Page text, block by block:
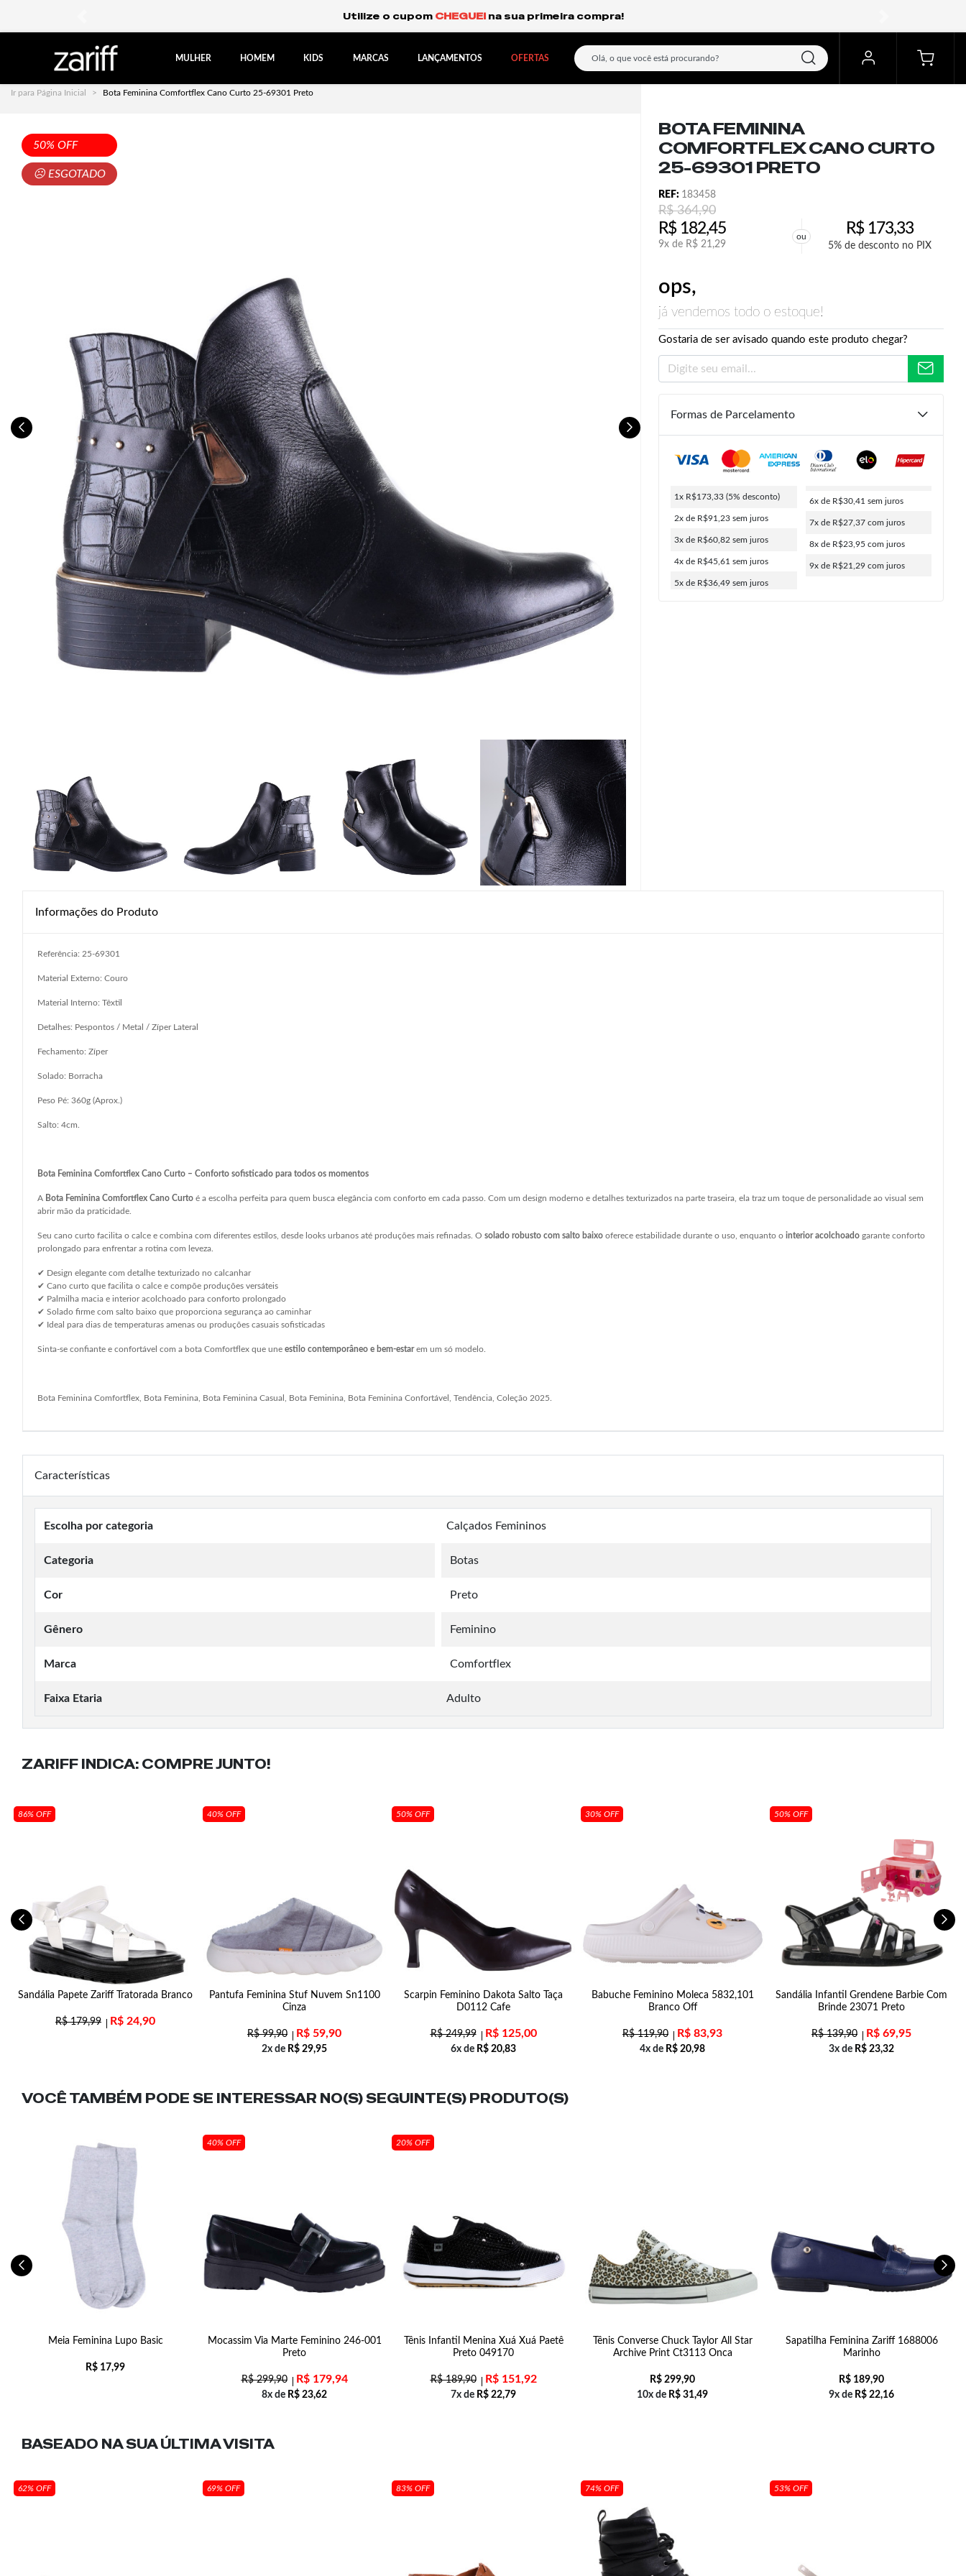
Frete Grátis Expresso para o Sul e São Paulo.
MULHER HOMEM KIDS MARCAS LANÇAMENTOS OFERTAS
Ir para Página Inicial Bota Feminina Comfortflex Cano Curto 25-69301 Preto
50% OFF
☹ ESGOTADO
BOTA FEMININA
COMFORTFLEX CANO CURTO
25-69301 PRETO
REF: 183458
R$364,90
R$182,45
9x de R$ 21,29
ou R$173,33
5% de desconto no PIX
ops,
já vendemos todo o estoque!
Gostaria de ser avisado quando este produto chegar?
R$182,45 R$ 173,33
Formas de Parcelamento
1x R$173,33 (5% desconto)
2x de R$91,23 sem juros
3x de R$60,82 sem juros
4x de R$45,61 sem juros
5x de R$36,49 sem juros
6x de R$30,41 sem juros
7x de R$27,37 com juros
8x de R$23,95 com juros
9x de R$21,29 com juros
Informações do Produto
Referência: 25-69301
Material Externo: Couro
Material Interno: Têxtil
Detalhes: Pespontos / Metal / Zíper Lateral
Fechamento: Zíper
Solado: Borracha
Peso Pé: 360g (Aprox.)
Salto: 4cm.
Bota Feminina Comfortflex Cano Curto – Conforto sofisticado para todos os momentos
A Bota Feminina Comfortflex Cano Curto é a escolha perfeita para quem busca elegância com conforto em cada passo. Com um design moderno e detalhes texturizados na parte traseira, ela traz um toque de personalidade ao visual sem
abrir mão da praticidade.
Seu cano curto facilita o calce e combina com diferentes estilos, desde looks urbanos até produções mais refinadas. O solado robusto com salto baixo oferece estabilidade durante o uso, enquanto o interior acolchoado garante conforto
prolongado para enfrentar a rotina com leveza.
✔ Design elegante com detalhe texturizado no calcanhar
✔ Cano curto que facilita o calce e compõe produções versáteis
✔ Palmilha macia e interior acolchoado para conforto prolongado
✔ Solado firme com salto baixo que proporciona segurança ao caminhar
✔ Ideal para dias de temperaturas amenas ou produções casuais sofisticadas
Sinta-se confiante e confortável com a bota Comfortflex que une estilo contemporâneo e bem-estarem um só modelo.
Bota Feminina Comfortflex, Bota Feminina, Bota Feminina Casual, Bota Feminina, Bota Feminina Confortável, Tendência, Coleção 2025.
Características
Escolha por categoria Calçados Femininos
Categoria Botas
Cor Preto
Gênero Feminino
Marca Comfortflex
Faixa Etaria Adulto
ZARIFF INDICA: COMPRE JUNTO!
86% OFF
Sandália Papete Zariff Tratorada Branco
R$179,99 R$ 24,90
40% OFF
Pantufa Feminina Stuf Nuvem Sn1100
Cinza
R$99,90 R$ 59,90
2x de R$ 29,95
50% OFF
Scarpin Feminino Dakota Salto Taça
D0112 Cafe
R$249,99 R$125,00
6x de R$ 20,83
30% OFF
Babuche Feminino Moleca 5832,101
Branco Off
R$119,90 R$ 83,93
4x de R$ 20,98
50% OFF
Sandália Infantil Grendene Barbie Com
Brinde 23071 Preto
R$139,90 R$ 69,95
3x de R$ 23,32
VOCÊ TAMBÉM PODE SE INTERESSAR NO(S) SEGUINTE(S) PRODUTO(S)
Meia Feminina Lupo Basic
R$ 17,99
40% OFF
Mocassim Via Marte Feminino 246-001
Preto
R$299,90 R$179,94
8x de R$ 23,62
20% OFF
Tênis Infantil Menina Xuá Xuá Paetê
Preto 049170
R$189,90 R$151,92
7x de R$ 22,79
Tênis Converse Chuck Taylor All Star
Archive Print Ct3113 Onca
R$ 299,90
10x de R$ 31,49
Sapatilha Feminina Zariff 1688006
Marinho
R$ 189,90
9x de R$ 22,16
BASEADO NA SUAÚLTIMA VISITA
62% OFF 69% OFF 83% OFF 74% OFF 53% OFF